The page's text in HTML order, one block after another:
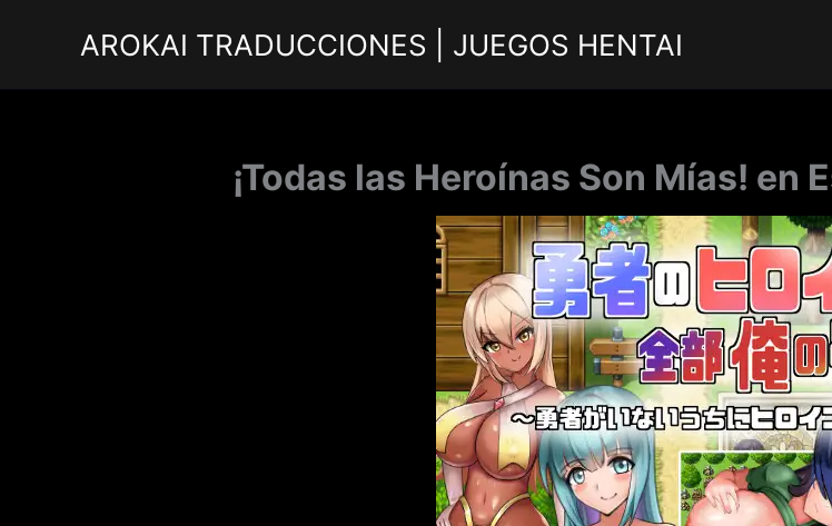
AROKAI TRADUCCIONES | JUEGOS HENTAI
¡Todas las Heroínas Son Mías! en